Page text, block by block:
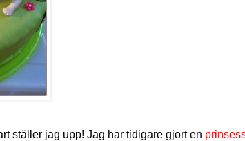
ställer jag upp! Jag har tidigare gjort en